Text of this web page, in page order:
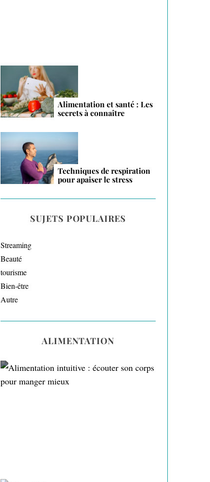
Alimentation et santé : Les
secrets à connaître
Techniques de respiration
pour apaiser le stress
SUJETS POPULAIRES
Streaming
Beauté
tourisme
Bien-être
Autre
ALIMENTATION